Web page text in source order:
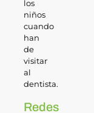
los
niños
cuando
han
de
visitar
al
dentista.
Redes